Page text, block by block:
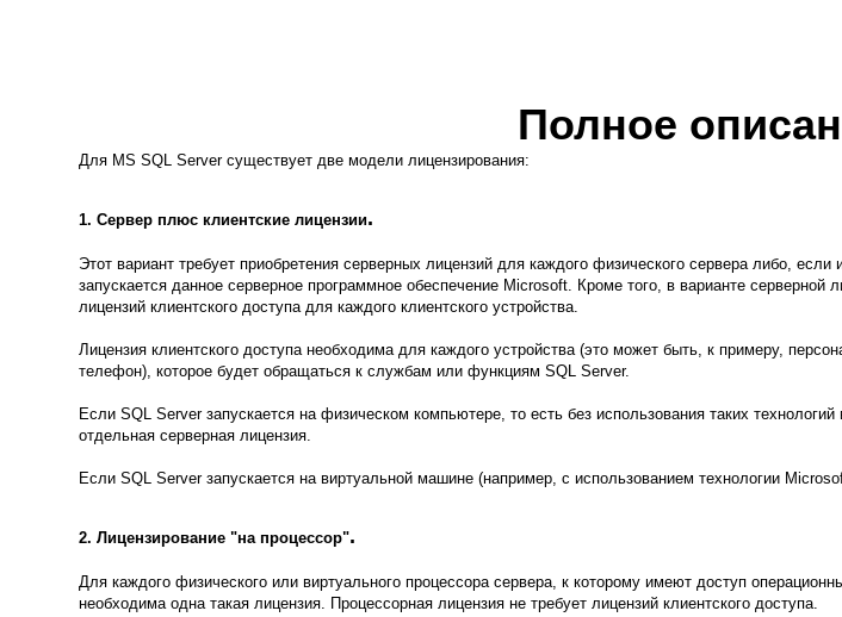
Полное
Для MS SQL Server существует две модели лицензирования:
1. Сервер плюс клиентские лицензии.
Этот вариант требует приобретения серверных лицензий для каждого физического сервера либо,
запускается данное серверное программное обеспечение Microsoft. Кроме того, в варианте
лицензий клиентского доступа для каждого клиентского устройства.
Лицензия клиентского доступа необходима для каждого устройства (это может быть, к примеру,
телефон), которое будет обращаться к службам или функциям SQL Server.
Если SQL Server запускается на физическом компьютере, то есть без использования таких
отдельная серверная лицензия.
Если SQL Server запускается на виртуальной машине (например, с использованием технологии
2. Лицензирование "на процессор".
Для каждого физического или виртуального процессора сервера, к которому имеют доступ
необходима одна такая лицензия. Процессорная лицензия не требует лицензий клиентского доступа.